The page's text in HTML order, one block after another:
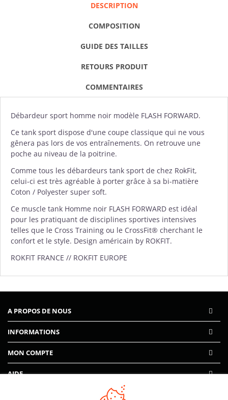
DESCRIPTION
COMPOSITION
GUIDE DES TAILLES
RETOURS PRODUIT
COMMENTAIRES
Débardeur sport homme noir modèle FLASH FORWARD.
Ce tank sport dispose d'une coupe classique qui ne vous
gênera pas lors de vos entraînements. On retrouve une
poche au niveau de la poitrine.
Comme tous les débardeurs tank sport de chez RokFit,
celui-ci est très agréable à porter grâce à sa bi-matière
Coton / Polyester super soft.
Ce muscle tank Homme noir FLASH FORWARD est idéal
pour les pratiquant de disciplines sportives intensives
telles que le Cross Training ou le CrossFit® cherchant le
confort et le style. Design américain by ROKFIT.
ROKFIT FRANCE // ROKFIT EUROPE
A PROPOS DE NOUS
INFORMATIONS
MON COMPTE
AIDE